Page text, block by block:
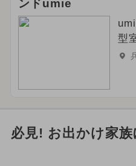
ンドumie
型
必見! お出かけ家